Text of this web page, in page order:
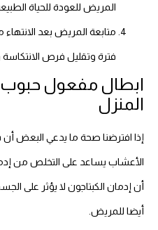
المريض للعودة للحياة
متابعة المريض بعد
فترة وتقليل فرص الانتكاسة
ابطال مفعول حبوب
المنزل
إذا افترضنا صحة ما يدعي البعض
الأعشاب يساعد على التخلص من
أن إدمان الكبتاجون لا يؤثر على
أيضا للمريض.